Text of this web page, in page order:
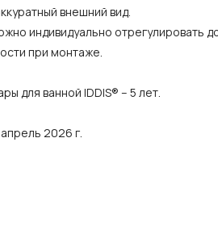
внешний вид.
индивидуально отрегулировать
при монтаже.
для ванной IDDIS® – 5 лет.
2026 г.